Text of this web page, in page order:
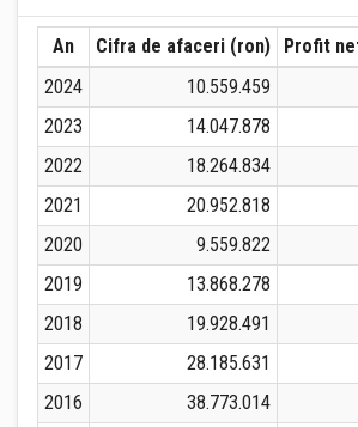
An Cifra de afaceri (ron) Profit
2024
10.559.459
2023
14.047.878
2022
18.264.834
2021
20.952.818
2020
9.559.822
2019
13.868.278
2018
19.928.491
2017
28.185.631
2016
38.773.014